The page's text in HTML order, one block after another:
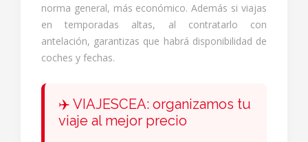
norma general, más económico. Además si viajas
en temporadas altas, al contratarlo con
antelación, garantizas que habrá disponibilidad de
coches y fechas.
✈️ VIAJESCEA: organizamos tu
viaje al mejor precio